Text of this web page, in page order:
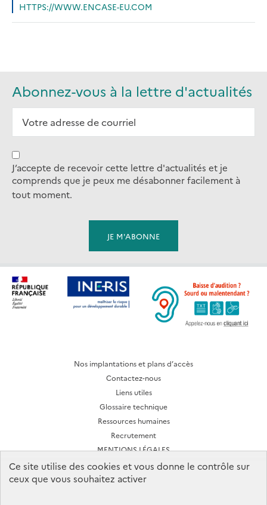
HTTPS://WWW.ENCASE-EU.COM
Abonnez-vous à la lettre d'actualités
J’accepte de recevoir cette lettre d'actualités et je
comprends que je peux me désabonner facilement à
tout moment.
Nos implantations et plans d’accès
Contactez-nous
Liens utiles
Glossaire technique
Ressources humaines
Recrutement
MENTIONS LÉGALES
CONDITIONS D'UTILISATION
Archives des lettres d'actualité
Ce site utilise des cookies et vous donne le contrôle sur
ceux que vous souhaitez activer